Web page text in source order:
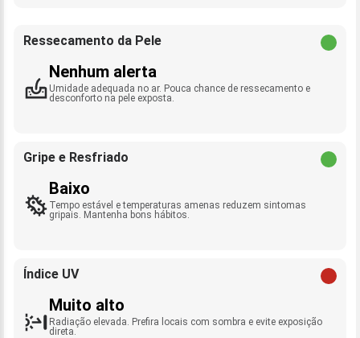
Ressecamento da Pele
Nenhum alerta
Umidade adequada no ar. Pouca chance de ressecamento e
desconforto na pele exposta.
Gripe e Resfriado
Baixo
Tempo estável e temperaturas amenas reduzem sintomas
gripais. Mantenha bons hábitos.
Índice UV
Muito alto
Radiação elevada. Prefira locais com sombra e evite exposição
direta.